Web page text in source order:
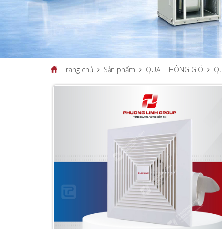
Trang chủ Sản phẩm QUẠT THÔNG GIÓ